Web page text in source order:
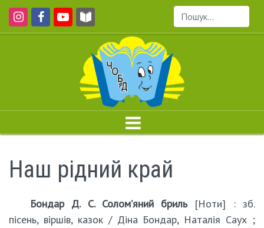
Пошук...
Наш рідний край
Бондар Д. С. Солом’яний бриль[Ноти] : зб.
пісень, віршів, казок / Діна Бондар, Наталія Саух ;